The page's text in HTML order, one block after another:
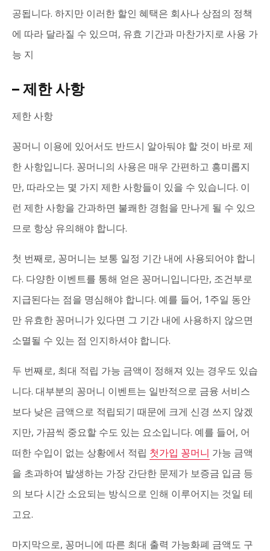
공됩니다. 하지만 이러한 할인 혜택은 회사나 상점의 정책
에 따라 달라질 수 있으며, 유효 기간과 마찬가지로 사용 가
능 지
– 제한 사항
제한 사항
꽁머니 이용에 있어서도 반드시 알아둬야 할 것이 바로 제
한 사항입니다. 꽁머니의 사용은 매우 간편하고 흥미롭지
만, 따라오는 몇 가지 제한 사항들이 있을 수 있습니다. 이
런 제한 사항을 간과하면 불쾌한 경험을 만나게 될 수 있으
므로 항상 유의해야 합니다.
첫 번째로, 꽁머니는 보통 일정 기간 내에 사용되어야 합니
다. 다양한 이벤트를 통해 얻은 꽁머니입니다만, 조건부로
지급된다는 점을 명심해야 합니다. 예를 들어, 1주일 동안
만 유효한 꽁머니가 있다면 그 기간 내에 사용하지 않으면
소멸될 수 있는 점 인지하셔야 합니다.
두 번째로, 최대 적립 가능 금액이 정해져 있는 경우도 있습
니다. 대부분의 꽁머니 이벤트는 일반적으로 금융 서비스
보다 낮은 금액으로 적립되기 때문에 크게 신경 쓰지 않겠
지만, 가끔씩 중요할 수도 있는 요소입니다. 예를 들어, 어
떠한 수입이 없는 상황에서 적립 첫가입 꽁머니 가능 금액
을 초과하여 발생하는 가장 간단한 문제가 보증금 입금 등
의 보다 시간 소요되는 방식으로 인해 이루어지는 것일 테
고요.
마지막으로, 꽁머니에 따른 최대 출력 가능화폐 금액도 구